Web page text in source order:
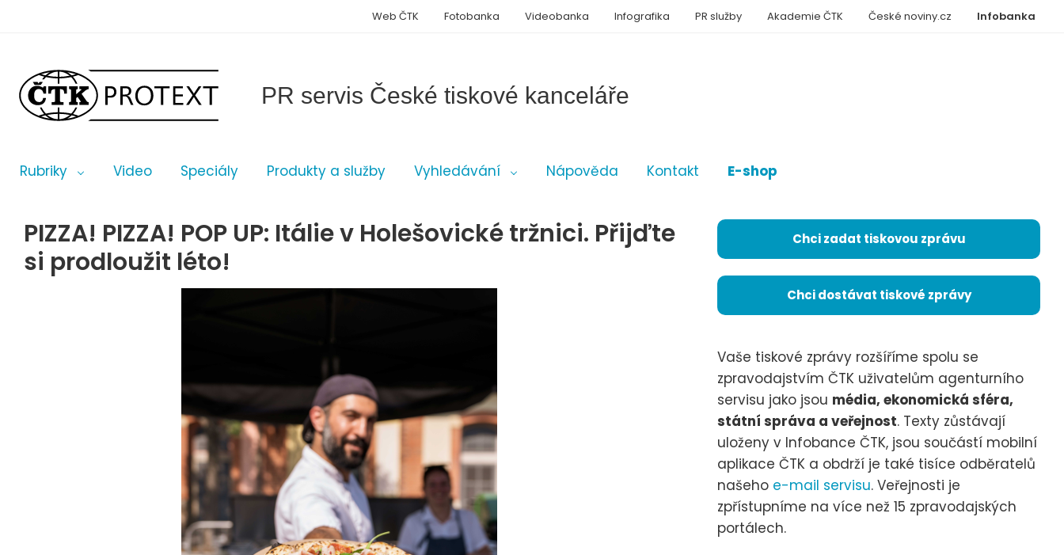
PR servis České tiskové kanceláře
Rubriky Video Speciály Produkty a služby Vyhledávání Nápověda Kontakt E-shop
Infobanka
Web ČTK Fotobanka Videobanka Infografika PR služby Akademie ČTK České noviny.cz
PIZZA! PIZZA! POP UP: Itálie v Holešovické tržnici. Přijďte
si prodloužit léto!
Chci zadat tiskovou zprávu
Chci dostávat tiskové zprávy
Vaše tiskové zprávy rozšíříme spolu se
zpravodajstvím ČTK uživatelům agenturního
servisu jako jsou média, ekonomická sféra,
státní správa a veřejnost. Texty zůstávají
uloženy v Infobance ČTK, jsou součástí mobilní
aplikace ČTK a obdrží je také tisíce odběratelů
našeho e-mail servisu. Veřejnosti je
zpřístupníme na více než 15 zpravodajských
portálech.